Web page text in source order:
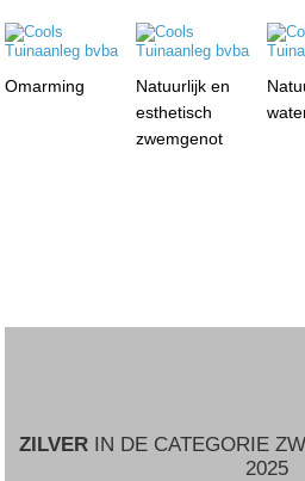
Omarming
Natuurlijk en
esthetisch
zwemgenot
ZILVER IN DE CATEGORIE
2025